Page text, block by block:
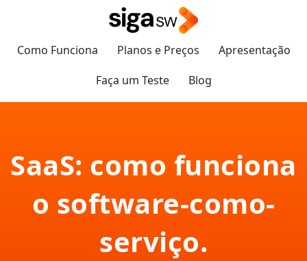
Como Funciona Planos e Preços
Apresentação
Faça um Teste
Blog
SaaS: como funciona
o software-como-
serviço.